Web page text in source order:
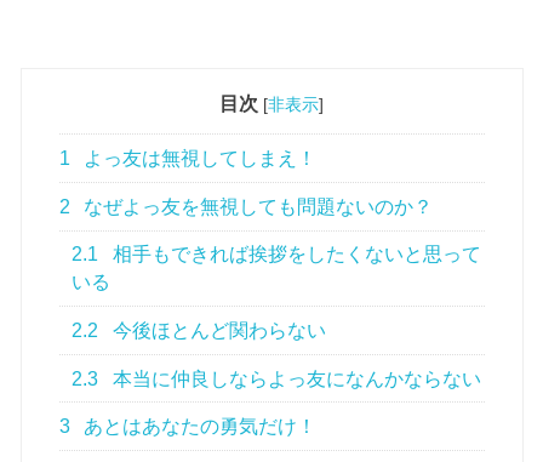
目次 [非表示]
1 よっ友は無視してしまえ！
2 なぜよっ友を無視しても問題ないのか？
2.1
相手もできれば挨拶をしたくないと思って
いる
2.2 今後ほとんど関わらない
2.3 本当に仲良しならよっ友になんかならない
3 あとはあなたの勇気だけ！